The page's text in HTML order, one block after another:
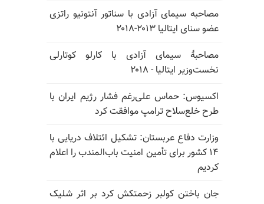
مصاحبه سیمای آزادی با سناتور آنتونیو راتزی
عضو سنای ایتالیا ۲۰۱۳-۲۰۱۸
مصاحبهٔ سیمای آزادی با کارلو کوتارلی
نخست‌وزیر ایتالیا - ۲۰۱۸
اکسیوس: حماس علی‌رغم فشار رژیم ایران با
طرح خلع‌سلاح ترامپ موافقت کرد
وزارت دفاع عربستان: تشکیل ائتلاف دریایی با
۱۴ کشور برای تأمین امنیت باب‌المندب را اعلام
کردیم
جان باختن کولبر زحمتکش کرد بر اثر شلیک